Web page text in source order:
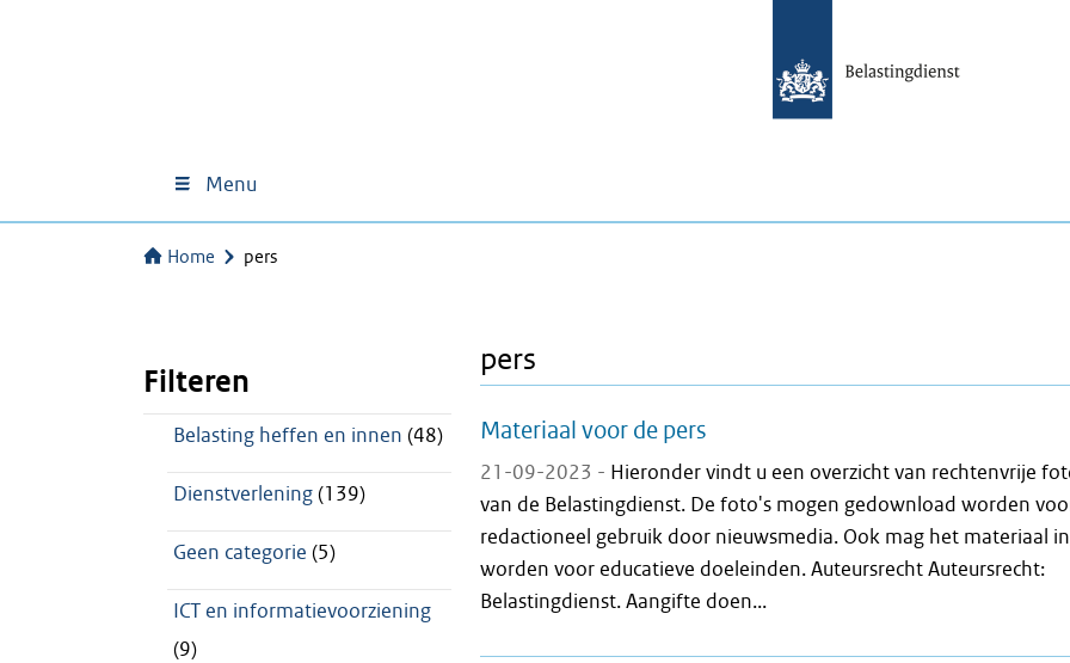
Menu
Home pers
Filteren
Belasting heffen en innen (48)
Dienstverlening(139)
Geen categorie (5)
ICT en informatievoorziening
(9)
pers
Materiaal voor de pers
21-09-2023 - Hieronder vindt u een overzicht van rechtenvrije
van de Belastingdienst. De foto's mogen gedownload worden
redactioneel gebruik door nieuwsmedia. Ook mag het materiaal
worden voor educatieve doeleinden. Auteursrecht Auteursrecht:
Belastingdienst. Aangifte doen...